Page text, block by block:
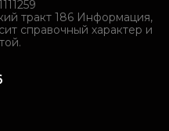
тракт 186 Информация,
справочный характер и